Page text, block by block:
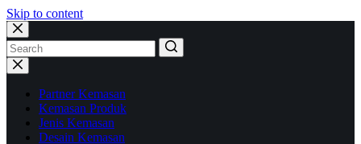
Skip to content
Partner Kemasan
Kemasan Produk
Jenis Kemasan
Desain Kemasan